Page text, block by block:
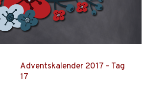
Adventskalender 2017 – Tag
17